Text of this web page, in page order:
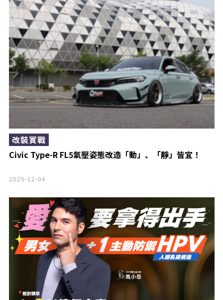
Civic Type-R FL5氣壓姿態改造「動」、「靜」皆宜！
改裝實戰
2025-12-04